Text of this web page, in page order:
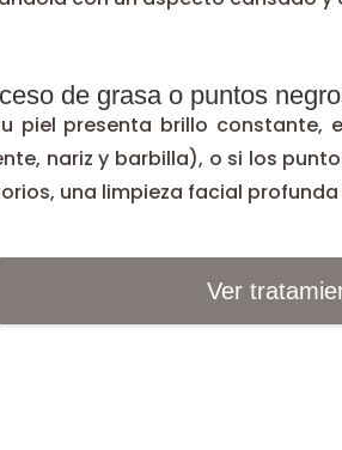
de grasa o puntos
piel presenta brillo constante,
nariz y barbilla), o si los
una limpieza facial profunda
Ver